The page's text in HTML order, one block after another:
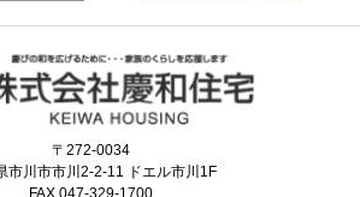
〒272-0034
市川市市川2-2-11 ドエル市川1F
FAX.047-329-1700